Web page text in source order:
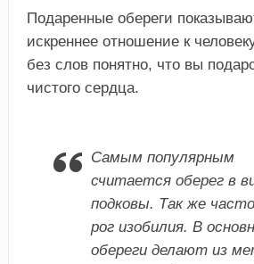
Подаренные обереги
искреннее отношение к
без слов понятно, что вы
чистого сердца.
Самым популярным
считается оберег в
подковы. Так же
рог изобилия. В
обереги делают из